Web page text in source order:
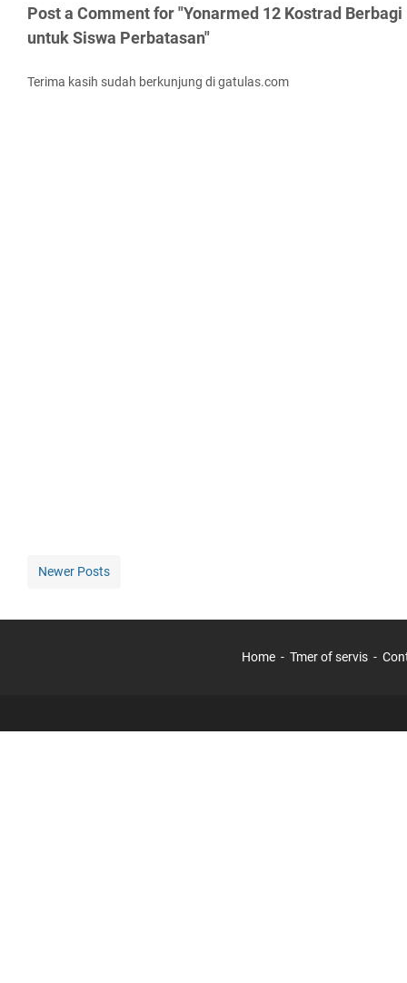
Post a Comment for "Yonarmed 12 Kostrad
untuk Siswa Perbatasan"
Terima kasih sudah berkunjung di gatulas.com
Newer Posts
Home Tmer of servis